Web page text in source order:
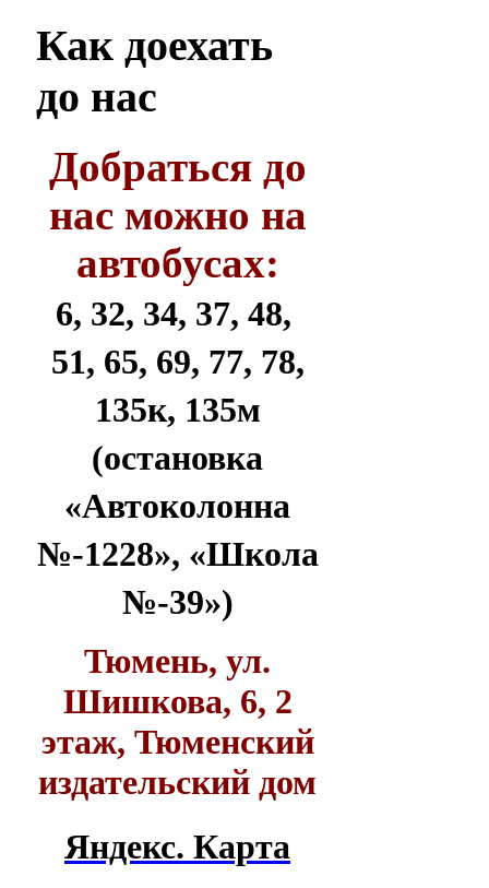
Как доехать
до нас
Добраться до
нас можно на
автобусах:
6, 32, 34, 37, 48,
51, 65, 69, 77, 78,
135к, 135м
(остановка
«Автоколонна
№-1228», «Школа
№-39»)
Тюмень, ул.
Шишкова, 6, 2
этаж, Тюменский
издательский дом
Яндекс. Карта